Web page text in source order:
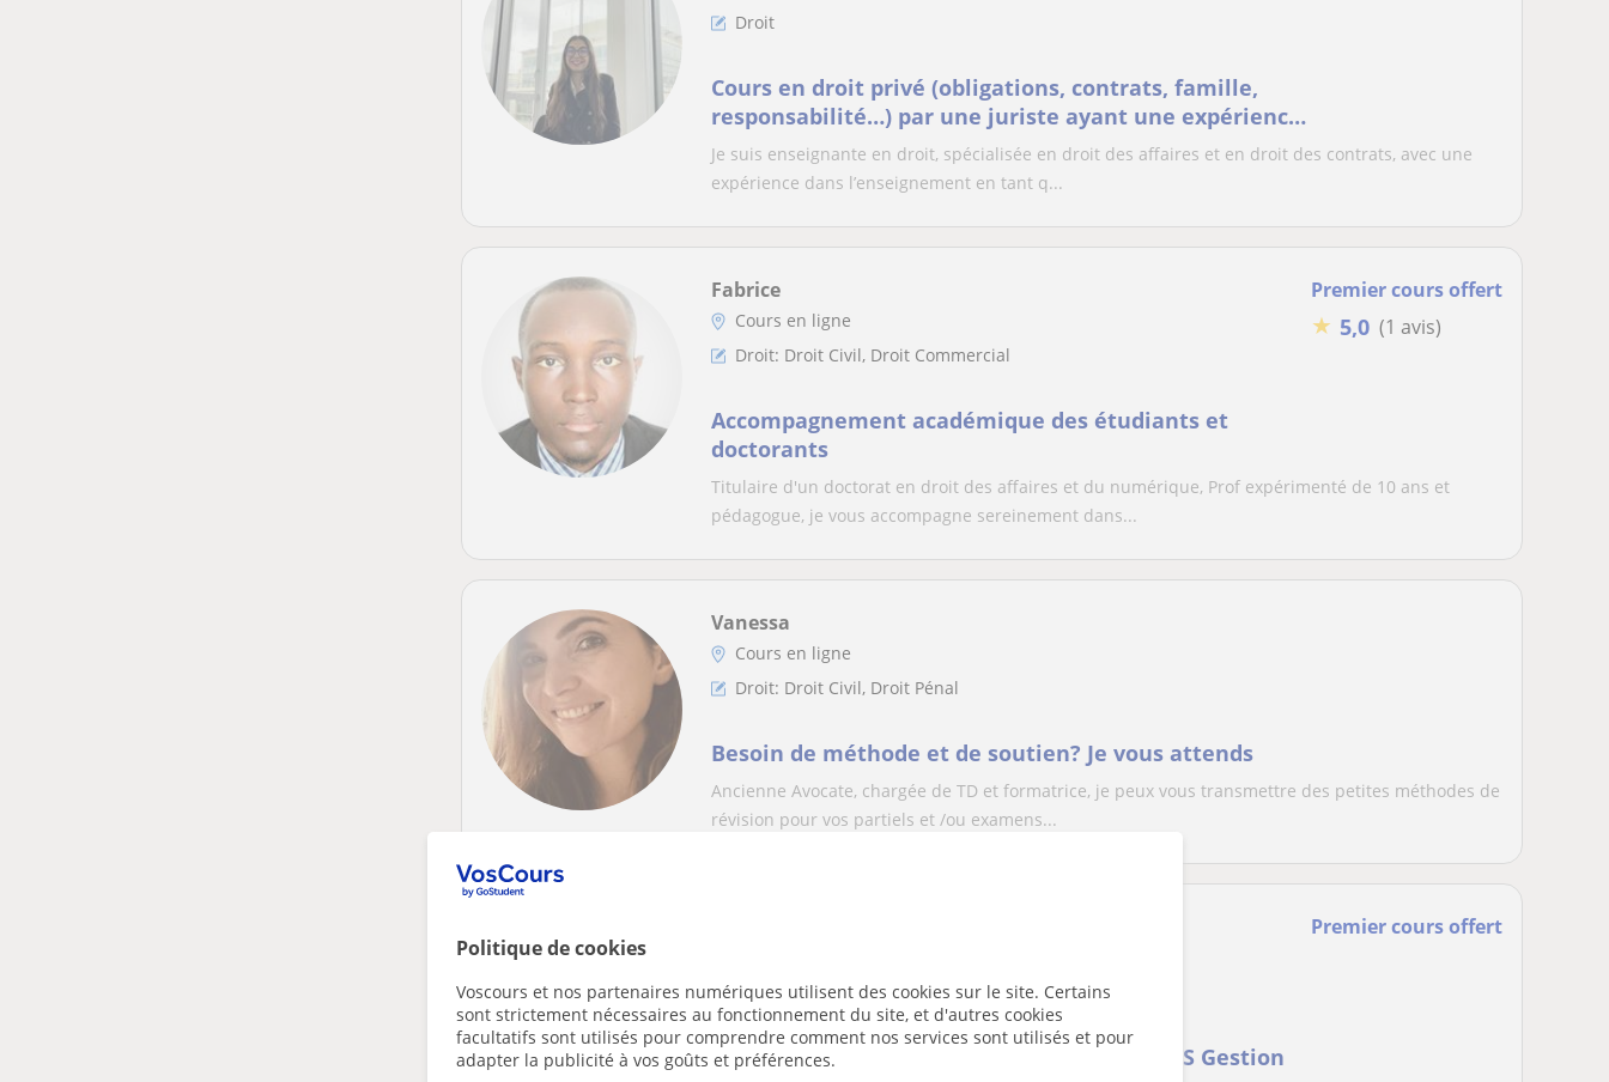
Politique de cookies
Voscours et nos partenaires numériques utilisent des cookies sur le site. Certains
sont strictement nécessaires au fonctionnement du site, et d'autres cookies
facultatifs sont utilisés pour comprendre comment nos services sont utilisés et pour
adapter la publicité à vos goûts et préférences.
Droit
Cours en droit privé (obligations, contrats, famille,
responsabilité…) par une juriste ayant une expérience
en France et aux USA
Je suis enseignante en droit, spécialisée en droit des affaires et en droit des contrats, avec une
expérience dans l’enseignement en tant q...
Premier cours offert
★ 5,0 (1 avis)
Fabrice
Cours en ligne
Droit: Droit Civil, Droit Commercial
Accompagnement académique des étudiants et
doctorants
Titulaire d'un doctorat en droit des affaires et du numérique, Prof expérimenté de 10 ans et
pédagogue, je vous accompagne sereinement dans...
Vanessa
Cours en ligne
Droit: Droit Civil, Droit Pénal
Besoin de méthode et de soutien? Je vous attends
Ancienne Avocate, chargée de TD et formatrice, je peux vous transmettre des petites méthodes de
révision pour vos partiels et /ou examens...
Premier cours offert
Droit
Cours de soutien et préparation examen BTS Gestion